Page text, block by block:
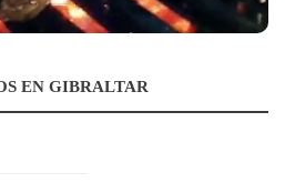
EN GIBRALTAR